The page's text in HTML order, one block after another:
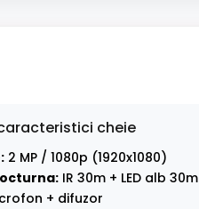
cheie
2 MP / 1080p (1920x1080)
IR 30m + LED alb 30m
+ difuzor